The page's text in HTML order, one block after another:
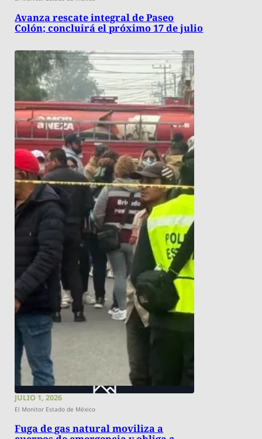
Avanza rescate integral de Paseo
Colón; concluirá el próximo 17 de julio
JULIO 1, 2026
El Monitor Estado de México
Fuga de gas natural moviliza a